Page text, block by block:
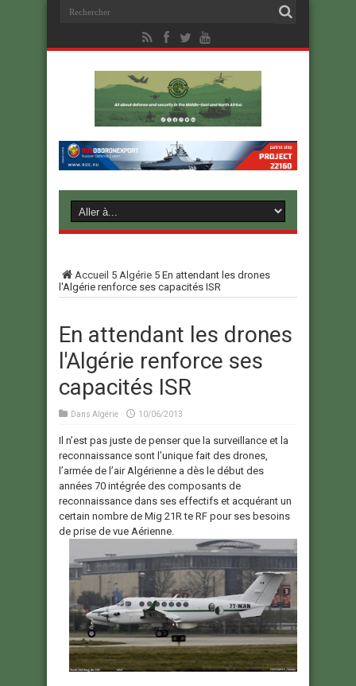
Accueil 5 Algérie 5 En attendant les drones
l'Algérie renforce ses capacités ISR
En attendant les drones
l'Algérie renforce ses
capacités ISR
Dans Algérie 10/06/2013
Il n’est pas juste de penser que la surveillance et la
reconnaissance sont l’unique fait des drones,
l’armée de l’air Algérienne a dès le début des
années 70 intégrée des composants de
reconnaissance dans ses effectifs et acquérant un
certain nombre de Mig 21R te RF pour ses besoins
de prise de vue Aérienne.